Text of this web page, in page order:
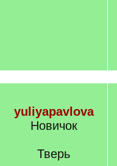
yuliyapavlova
Новичок
Тверь